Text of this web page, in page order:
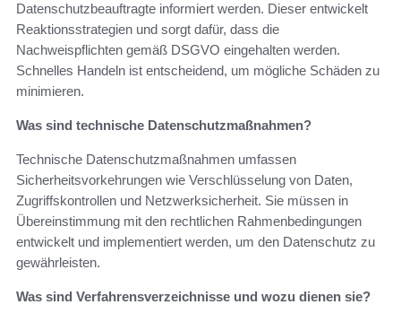
Datenschutzbeauftragte informiert werden. Dieser entwickelt
Reaktionsstrategien und sorgt dafür, dass die
Nachweispflichten gemäß DSGVO eingehalten werden.
Schnelles Handeln ist entscheidend, um mögliche Schäden zu
minimieren.
Was sind technische Datenschutzmaßnahmen?
Technische Datenschutzmaßnahmen umfassen
Sicherheitsvorkehrungen wie Verschlüsselung von Daten,
Zugriffskontrollen und Netzwerksicherheit. Sie müssen in
Übereinstimmung mit den rechtlichen Rahmenbedingungen
entwickelt und implementiert werden, um den Datenschutz zu
gewährleisten.
Was sind Verfahrensverzeichnisse und wozu dienen sie?